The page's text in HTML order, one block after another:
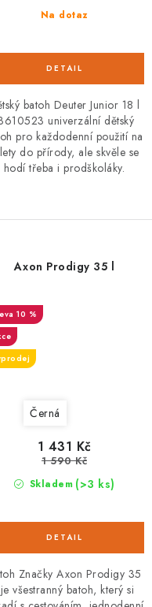
Na dotaz
batoh Deuter Junior 18 l
univerzální dětský
pro každodenní použití na
do přírody, ale skvěle se
hodí třeba i prodškoláky.
papaya-lava
Axon Prodigy 35 l
10 %
Černá
Skladem (>3 ks)
1 431 Kč
1 590 Kč
Značky Axon Prodigy 35
všestranný batoh, který si